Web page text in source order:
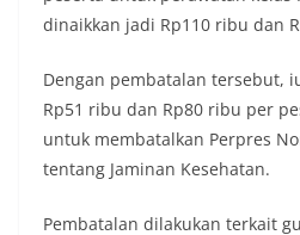
dinaikkan jadi Rp110 ribu dan
Dengan pembatalan tersebut,
Rp51 ribu dan Rp80 ribu per
untuk membatalkan Perpres
tentang Jaminan Kesehatan.
Pembatalan dilakukan terkait